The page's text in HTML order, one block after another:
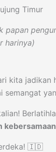
Timur
papan
harinya)
kita jadikan
semangat
🇮🇩